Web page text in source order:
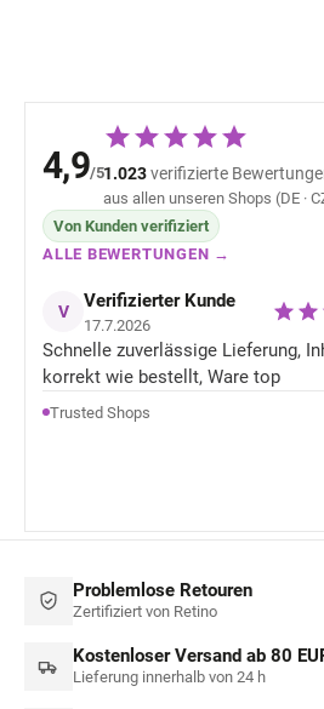
4,9/51.023verifizierte
aus allen unseren Shops (DE ·
Von Kunden verifiziert
ALLE BEWERTUNGEN →
V Verifizierter Kunde
17.7.2026
Schnelle zuverlässige Lieferung,
korrekt wie bestellt, Ware top
Trusted Shops
Problemlose Retouren
Zertifiziert von Retino
Kostenloser Versand ab 80
Lieferung innerhalb von 24 h